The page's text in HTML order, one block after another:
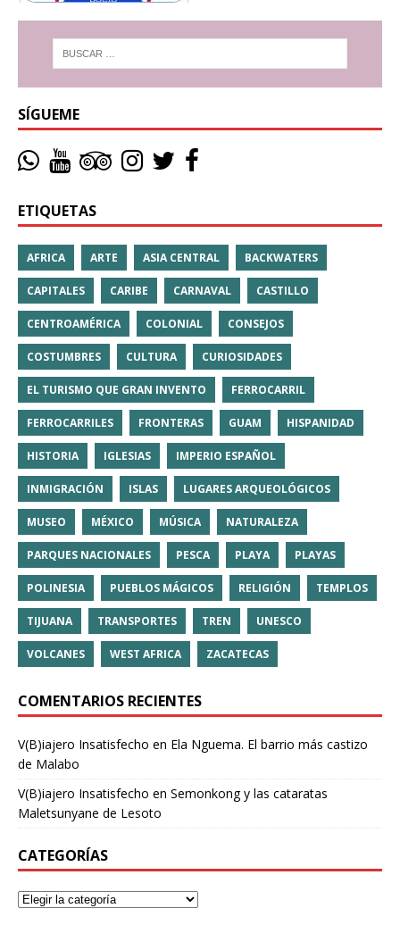
SÍGUEME
ETIQUETAS
AFRICA ARTE ASIA CENTRAL BACKWATERS
CAPITALES CARIBE CARNAVAL CASTILLO
CENTROAMÉRICA COLONIAL CONSEJOS
COSTUMBRES CULTURA CURIOSIDADES
EL TURISMO QUE GRAN INVENTO FERROCARRIL
FERROCARRILES FRONTERAS GUAM HISPANIDAD
HISTORIA IGLESIAS IMPERIO ESPAÑOL
INMIGRACIÓN ISLAS LUGARES ARQUEOLÓGICOS
MUSEO MÉXICO MÚSICA NATURALEZA
PARQUES NACIONALES PESCA PLAYA PLAYAS
POLINESIA PUEBLOS MÁGICOS RELIGIÓN TEMPLOS
TIJUANA TRANSPORTES TREN UNESCO
VOLCANES WEST AFRICA ZACATECAS
COMENTARIOS RECIENTES
V(B)iajero Insatisfecho en Ela Nguema. El barrio más castizo
de Malabo
V(B)iajero Insatisfecho en Semonkong y las cataratas
Maletsunyane de Lesoto
CATEGORÍAS